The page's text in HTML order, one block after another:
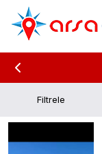
Filtrele